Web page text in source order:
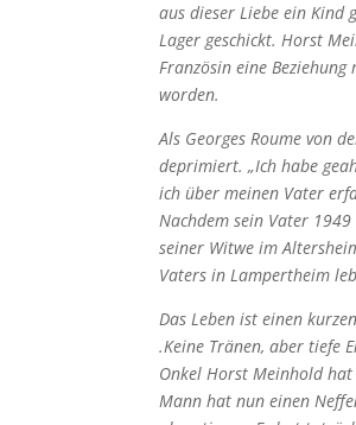
aus dieser Liebe ein Kind
Lager geschickt. Horst
Französin eine
worden.
Als Georges Roume von
deprimiert. „Ich habe
ich über meinen Vater
Nachdem sein Vater
seiner Witwe im
Vaters in Lampertheim
Das Leben ist einen
.Keine Tränen, aber tiefe
Onkel Horst Meinhold
Mann hat nun einen